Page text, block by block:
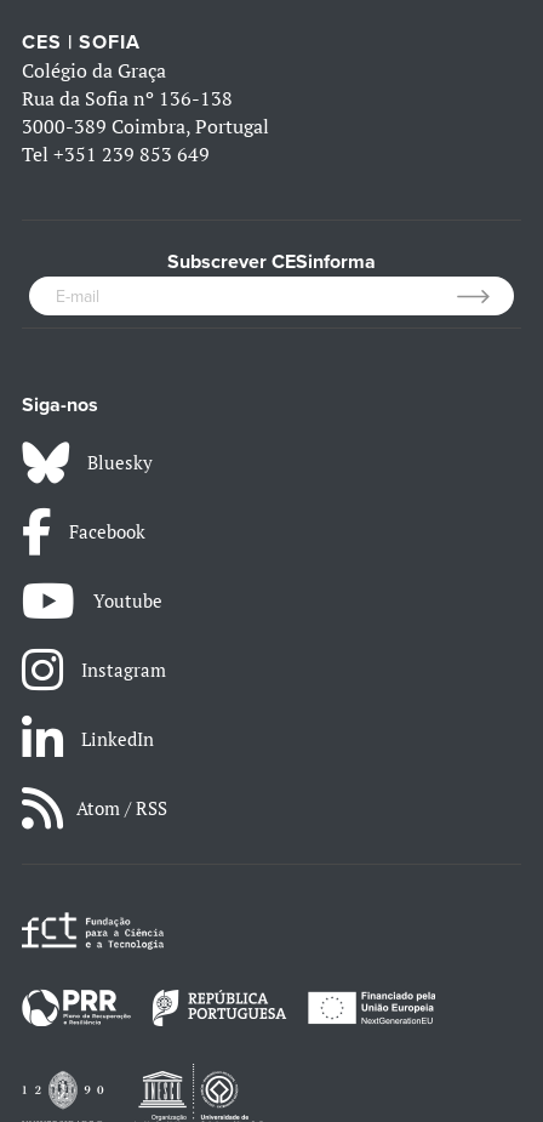
CES | SOFIA
Colégio da Graça
Rua da Sofia nº 136-138
3000-389 Coimbra, Portugal
Tel +351 239 853 649
Subscrever CESinforma
Siga-nos
Bluesky
Facebook
Youtube
Instagram
LinkedIn
Atom / RSS